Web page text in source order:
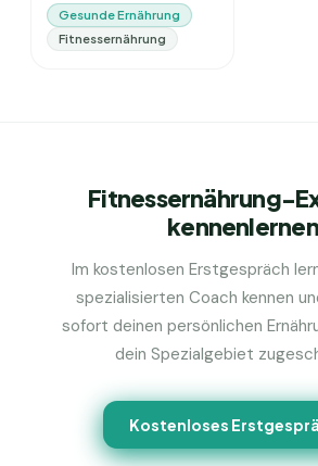
Gesunde Ernährung
Fitnessernährung
Fitnessernährung-
kennenlernen
Im kostenlosen Erstgespräch
spezialisierten Coach kennen
sofort deinen persönlichen
dein Spezialgebiet
Kostenloses